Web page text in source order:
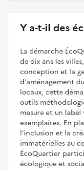
Y a-t-il des
La démarche
de dix ans les
conception et la
d'aménagement
locaux, cette
outils
mesure et un
exemplaires. En
l'inclusion et la
immatérielles au
ÉcoQuartier
écologique et